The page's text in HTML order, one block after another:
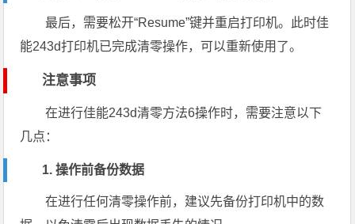
最后，需要松开“Resume”键并重启打印机。此时佳
能243d打印机已完成清零操作，可以重新使用了。
注意事项
在进行佳能243d清零方法6操作时，需要注意以下
几点：
1. 操作前备份数据
在进行任何清零操作前，建议先备份打印机中的数